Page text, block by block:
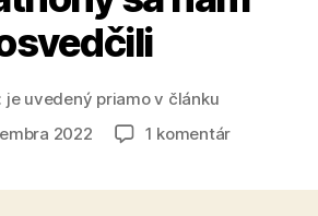
je uvedený priamo v článku
2022 1 komentárna